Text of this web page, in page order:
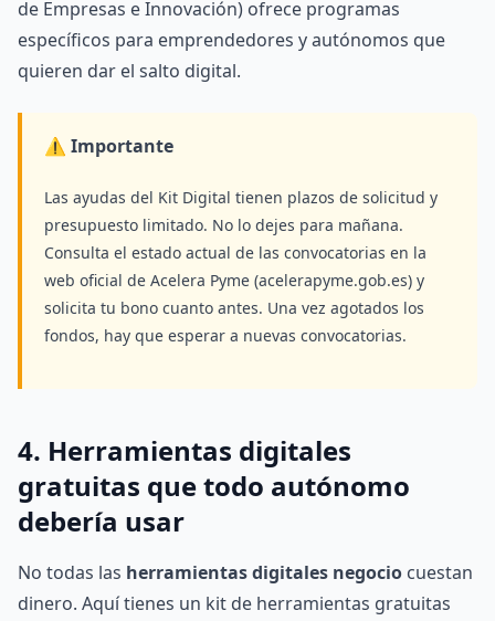
de Empresas e Innovación) ofrece programas
específicos para emprendedores y autónomos que
quieren dar el salto digital.
⚠️ Importante
Las ayudas del Kit Digital tienen plazos de solicitud y
presupuesto limitado. No lo dejes para mañana.
Consulta el estado actual de las convocatorias en la
web oficial de Acelera Pyme (acelerapyme.gob.es) y
solicita tu bono cuanto antes. Una vez agotados los
fondos, hay que esperar a nuevas convocatorias.
4. Herramientas digitales
gratuitas que todo autónomo
debería usar
No todas las herramientas digitales negocio cuestan
dinero. Aquí tienes un kit de herramientas gratuitas